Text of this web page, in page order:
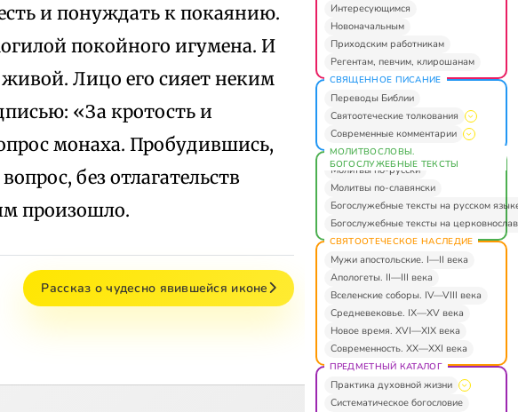
и понуждать к покаянию.
покойного игумена. И
Лицо его сияет неким
«За кротость и
монаха. Пробудившись,
без отлагательств
произошло.
Рассказ о чудесно явившейся иконе
Интересующимся
Новоначальным
Приходским работникам
Регентам, певчим, клирошанам
СВЯЩЕННОЕ ПИСАНИЕ
Переводы Библии
Святоотеческие толкования
Современные комментарии
МОЛИТВОСЛОВЫ.
БОГОСЛУЖЕБНЫЕ ТЕКСТЫ
Молитвы по-русски
Молитвы по-славянски
Богослужебные тексты на русском
Богослужебные тексты на
СВЯТООТЕЧЕСКОЕ НАСЛЕДИЕ
Мужи апостольские. I—II века
Апологеты. II—III века
Вселенские соборы. IV—VIII века
Средневековье. IX—XV века
Новое время. XVI—XIX века
Современность. XX—XXI века
ПРЕДМЕТНЫЙ КАТАЛОГ
Практика духовной жизни
Систематическое богословие